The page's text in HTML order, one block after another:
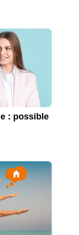
: possible